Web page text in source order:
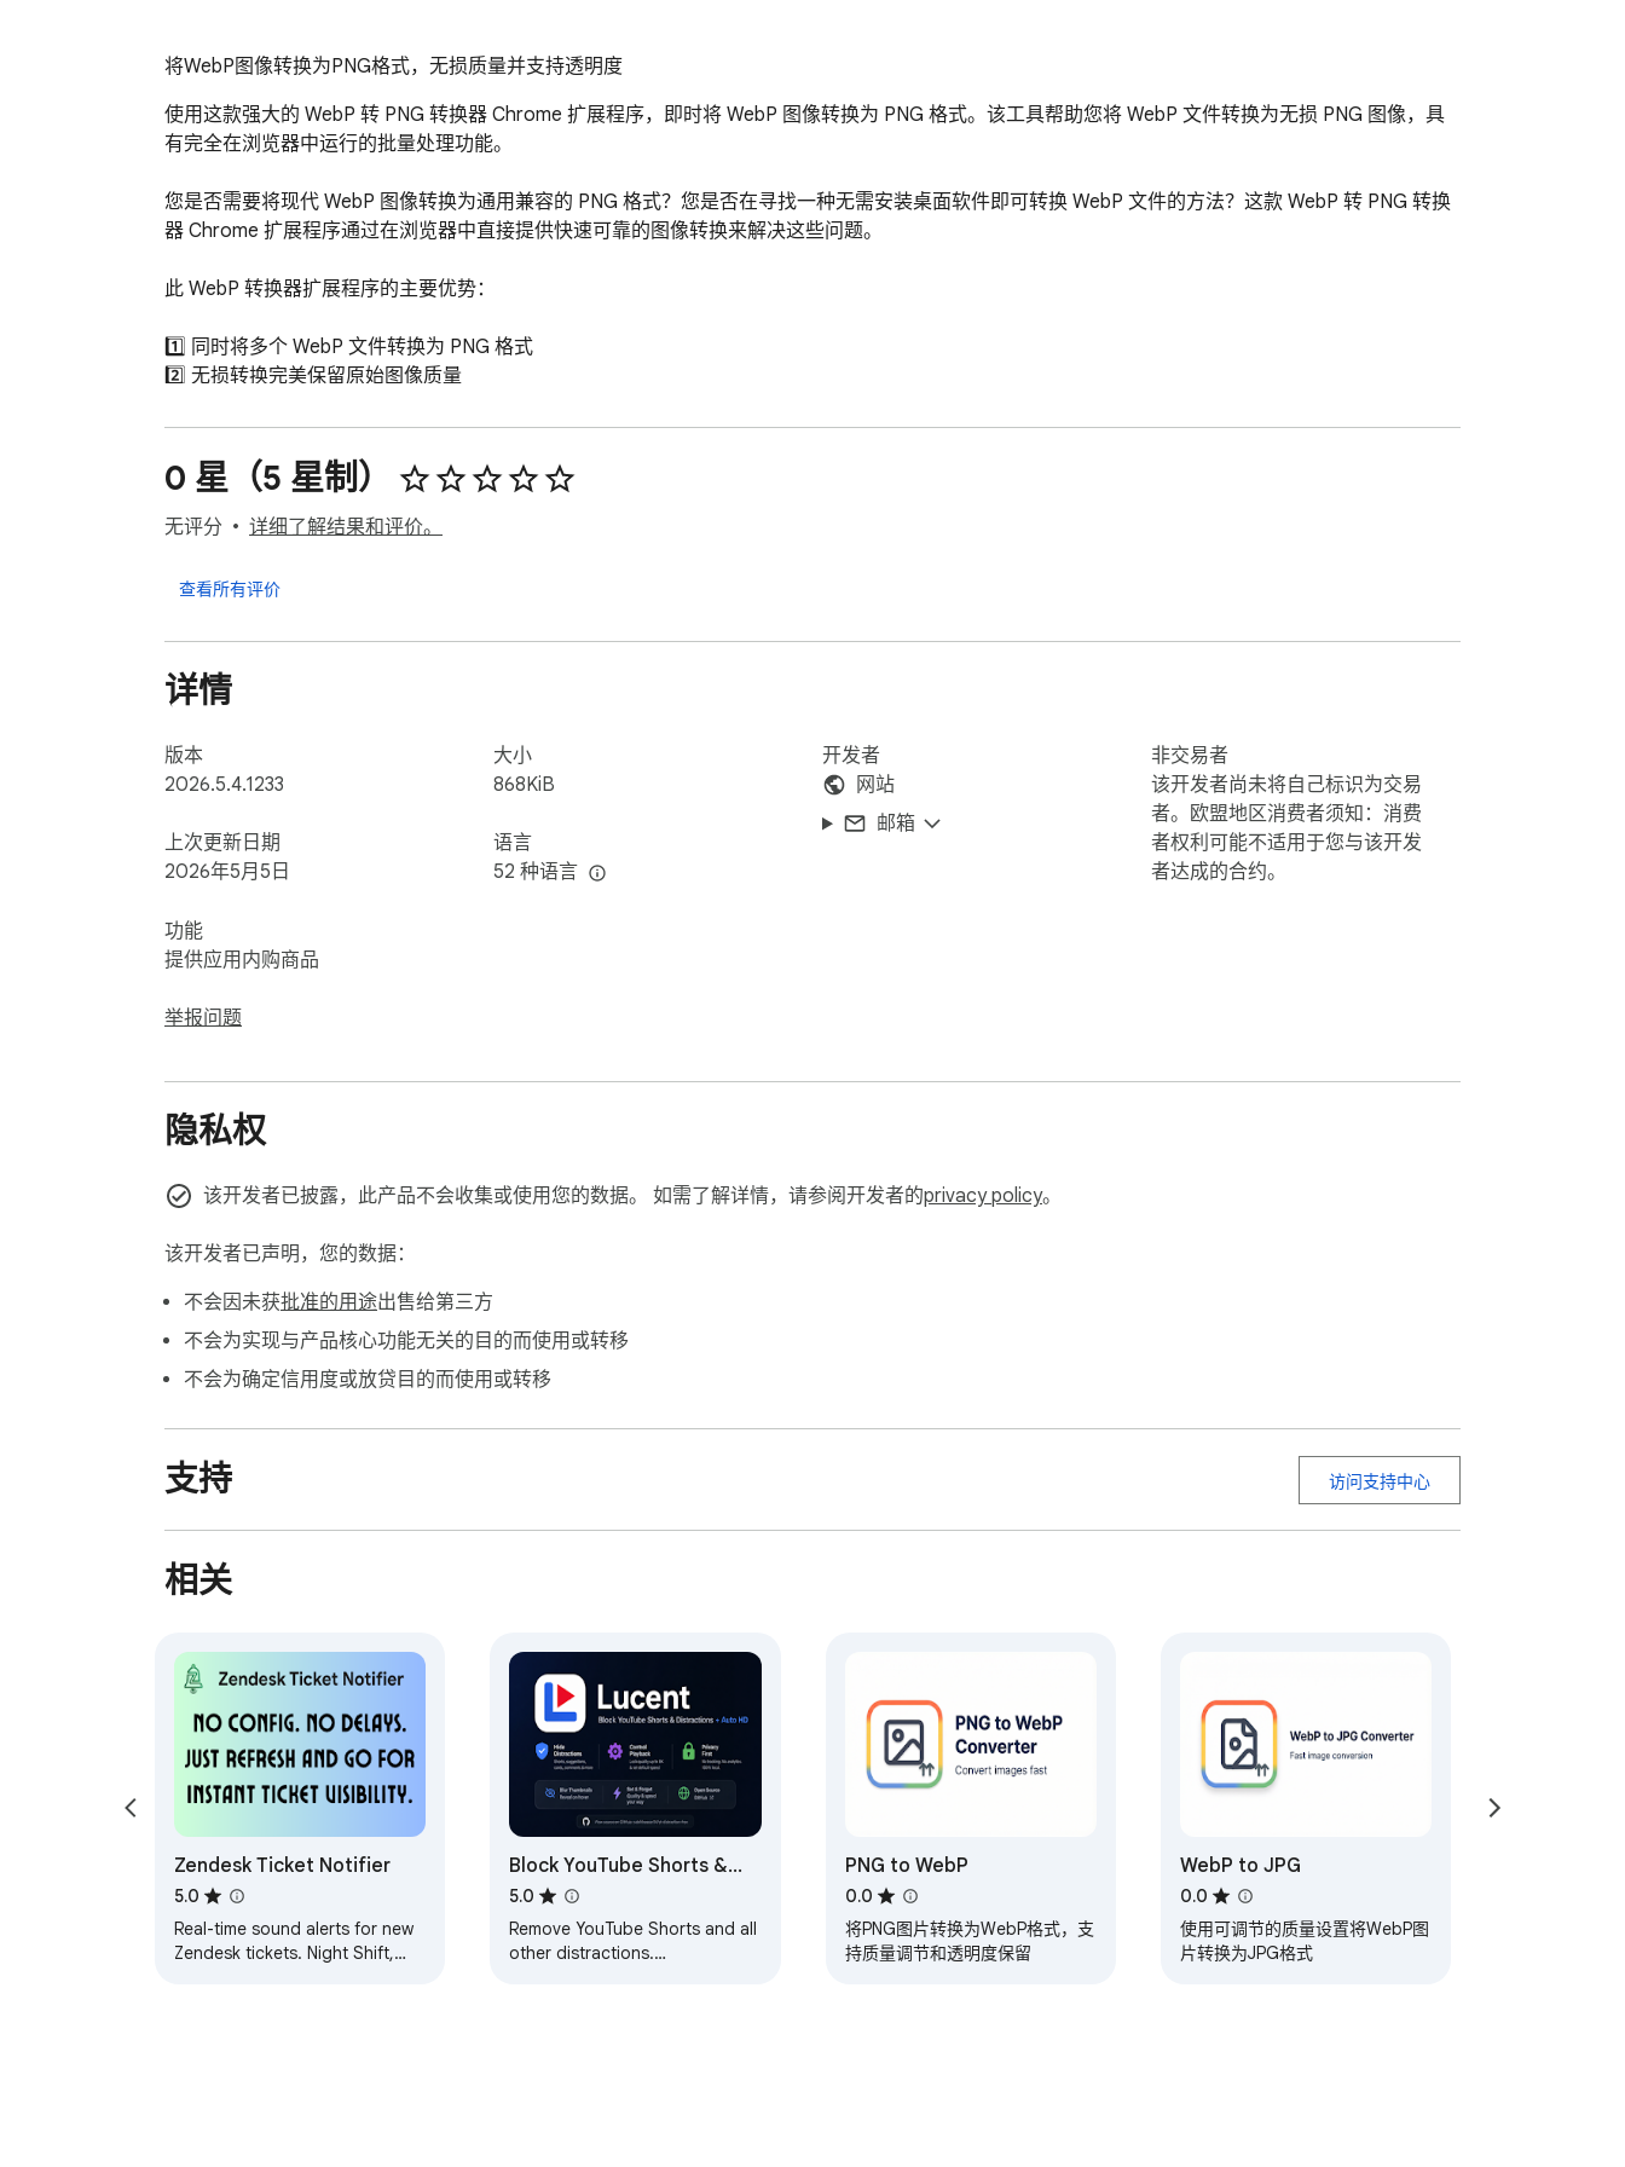
将WebP图像转换为PNG格式，无损质量并支持透明度
使用这款强大的 WebP 转 PNG 转换器 Chrome 扩展程序，即时将 WebP 图像转换为 PNG 格式。该工具帮助您将 WebP 文件转换为无损 PNG 图像，具
有完全在浏览器中运行的批量处理功能。
您是否需要将现代 WebP 图像转换为通用兼容的 PNG 格式？您是否在寻找一种无需安装桌面软件即可转换 WebP 文件的方法？这款 WebP 转 PNG 转换
器 Chrome 扩展程序通过在浏览器中直接提供快速可靠的图像转换来解决这些问题。
此 WebP 转换器扩展程序的主要优势：
1️⃣ 同时将多个 WebP 文件转换为 PNG 格式
2️⃣ 无损转换完美保留原始图像质量
4️⃣ 无需数据上传，完全在浏览器中离线工作
5️⃣ 简单的拖放界面轻松处理文件
此图像转换器的分步使用方法：
➤ 拖放 WebP 文件或点击浏览并选择图像
➤ 点击转换将 WebP 文件转换为 PNG 格式
➤ 一键即时下载转换后的 PNG 图像
谁应该使用此 WebP 图像转换器：
▸ 需要 PNG 格式以获得更广泛浏览器兼容性的 Web 开发人员
▸ 为需要 PNG 的应用程序准备图像的平面设计师
▸ 出于存档目的转换 WebP 图像的摄影师
▸ 任何需要无需安装软件即可可靠转换 WebP 为 PNG 的人
此 WebP 转换工具的常见用例：
• 批量处理多个 WebP 图像以获得一致的 PNG 输出
• 为旧版软件兼容性创建 WebP 图形的 PNG 版本
此图像格式转换器提供每次转换的详细信息。一目了然地查看原始文件大小、转换后大小、尺寸和大小变化。
使用 ShiftShift 命令面板即时访问此工具。三种打开方式：
1. 在任何网页上快速双击 Shift 键
2. 在 Mac 上按 Cmd+Shift+P 或在 Windows 和 Linux 上按 Ctrl+Shift+P
使用键盘快捷键轻松导航命令面板：
- 上下箭头键在列表中移动
- 回车键选择并打开项目
- Esc 键返回或关闭面板
通过命令面板访问的设置自定义您的体验：
▸ 主题选项：浅色、深色或系统自动
▸ 界面语言：从 52 种支持的语言中选择
▸ 排序：基于频率的最常用或 A-Z 字母顺序
扩展程序推荐功能：
命令面板可以显示 ShiftShift 生态系统中其他有用扩展程序的推荐。这些推荐根据您的使用模式显示，帮助您发现提高生产力的互补工具。如果您不想看
到推荐，可以忽略任何推荐。
0 星（5 星制）
无评分 详细了解结果和评价。
查看所有评价
详情
版本
2026.5.4.1233
上次更新日期
2026年5月5日
功能
提供应用内购商品
举报问题
大小
868KiB
语言
52 种语言
开发者
网站
邮箱
非交易者
该开发者尚未将自己标识为交易
者。欧盟地区消费者须知：消费
者权利可能不适用于您与该开发
者达成的合约。
隐私权
该开发者已披露，此产品不会收集或使用您的数据。 如需了解详情，请参阅开发者的privacy policy。
该开发者已声明，您的数据：
不会因未获批准的用途出售给第三方
不会为实现与产品核心功能无关的目的而使用或转移
不会为确定信用度或放贷目的而使用或转移
支持 访问支持中心
相关
Zendesk Ticket Notifier
5.0
Real-time sound alerts for new
Zendesk tickets. Night Shift,
Block YouTube Shorts &
Distractions + Auto HD
5.0
Remove YouTube Shorts and all
other distractions.
PNG to WebP
0.0
将PNG图片转换为WebP格式，支
持质量调节和透明度保留
WebP to JPG
0.0
使用可调节的质量设置将WebP图
片转换为JPG格式